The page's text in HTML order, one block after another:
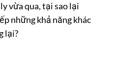
vừa qua, tại sao lại
những khả năng khác
lại?